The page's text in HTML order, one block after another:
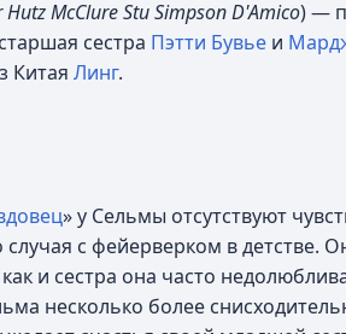
McClure Stu Simpson D'Amico) —
сестра Пэтти Бувье и
Китая Линг.
» у Сельмы отсутствуют
с фейерверком в детстве.
и сестра она часто
несколько более